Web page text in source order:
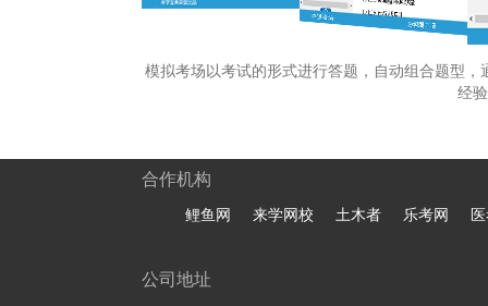
模拟考场以考试的形式进行答题，自动组合题型
经
合作机构
鲤鱼网 来学网校 土木者 乐考网
公司地址